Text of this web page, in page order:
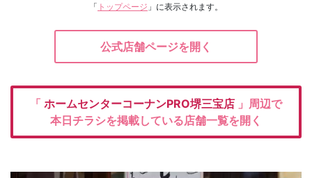
「 トップページ 」に表示されます。
公式店舗ページを開く
「 ホームセンターコーナンPRO堺三宝店 」周辺で
本日チラシを掲載している店舗一覧を開く